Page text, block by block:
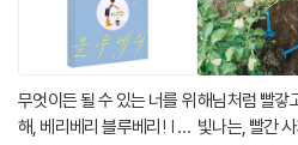
무엇이든 될 수 있는 너를 위
해, 베리베리 블루베리! | 예
해님처럼 빨갛
빛나는, 빨간